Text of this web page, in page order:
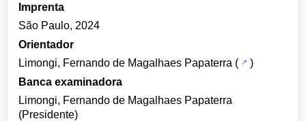
Imprenta
São Paulo, 2024
Orientador
Limongi, Fernando de Magalhaes Papaterra (
)
Banca examinadora
Limongi, Fernando de Magalhaes Papaterra
(Presidente)